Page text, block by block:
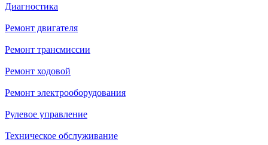
Диагностика
Ремонт двигателя
Ремонт трансмиссии
Ремонт ходовой
Ремонт электрооборудования
Рулевое управление
Техническое обслуживание